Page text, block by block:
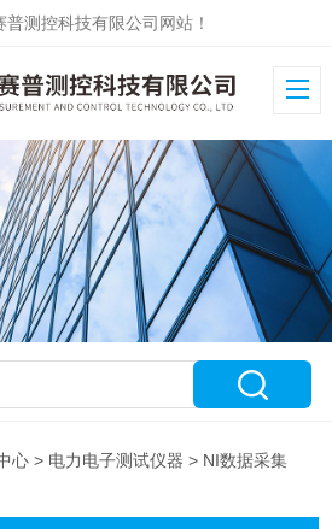
测控科技有限公司网站！
心 > 电力电子测试仪器 > NI数据采集